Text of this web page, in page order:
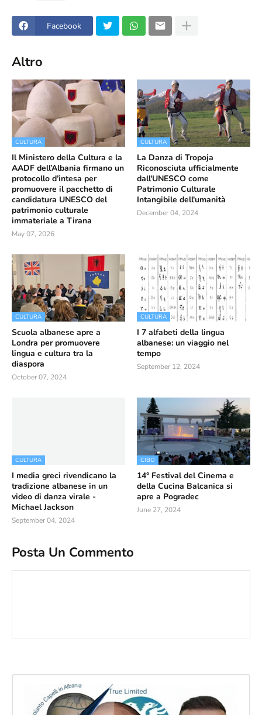
Facebook
Altro
CULTURA
Il Ministero della Cultura e la
AADF dell’Albania firmano un
protocollo d’intesa per
promuovere il pacchetto di
candidatura UNESCO del
patrimonio culturale
immateriale a Tirana
May 07, 2026
CULTURA
La Danza di Tropoja
Riconosciuta ufficialmente
dall'UNESCO come
Patrimonio Culturale
Intangibile dell'umanità
December 04, 2024
CULTURA
Scuola albanese apre a
Londra per promuovere
lingua e cultura tra la
diaspora
October 07, 2024
CULTURA
I 7 alfabeti della lingua
albanese: un viaggio nel
tempo
September 12, 2024
CULTURA
I media greci rivendicano la
tradizione albanese in un
video di danza virale -
Michael Jackson
September 04, 2024
CIBO
14° Festival del Cinema e
della Cucina Balcanica si
apre a Pogradec
June 27, 2024
Posta Un Commento